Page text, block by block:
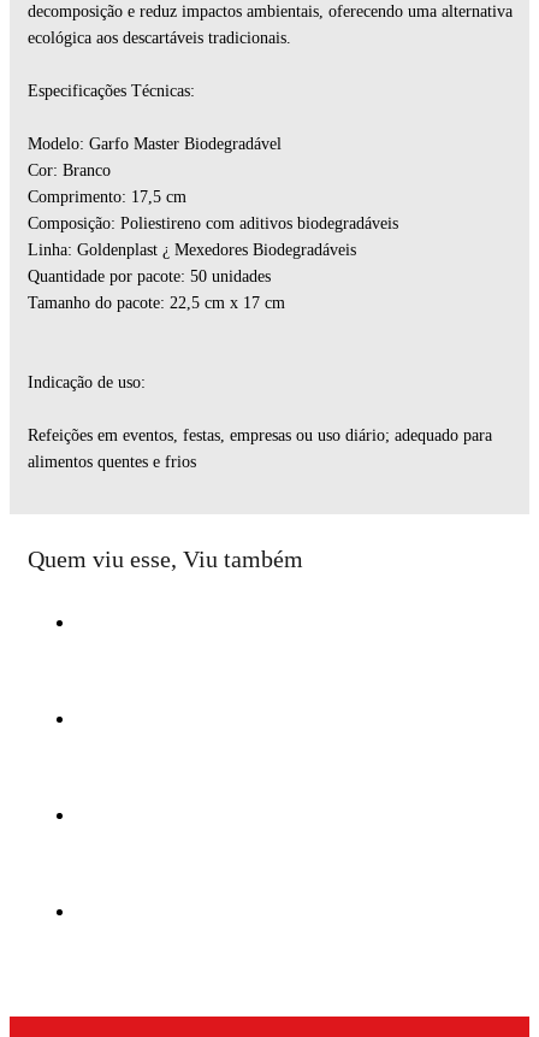
decomposição e reduz impactos ambientais, oferecendo uma alternativa
ecológica aos descartáveis tradicionais.
Especificações Técnicas:
Modelo: Garfo Master Biodegradável
Cor: Branco
Comprimento: 17,5 cm
Composição: Poliestireno com aditivos biodegradáveis
Linha: Goldenplast ¿ Mexedores Biodegradáveis
Quantidade por pacote: 50 unidades
Tamanho do pacote: 22,5 cm x 17 cm
Indicação de uso:
Refeições em eventos, festas, empresas ou uso diário; adequado para
alimentos quentes e frios
Quem viu esse, Viu também